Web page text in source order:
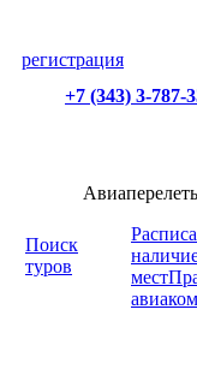
регистрация
+7 (343) 3-787-
Поиск
туров
мест